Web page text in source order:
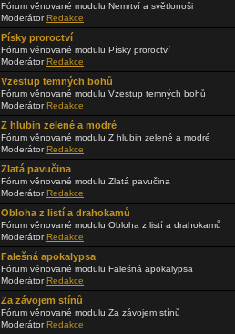
Fórum věnované modulu Nemrtví a světlonoši
ModerátorRedakce
Písky proroctví
Fórum věnované modulu Písky proroctví
ModerátorRedakce
Vzestup temných bohů
Fórum věnované modulu Vzestup temných bohů
ModerátorRedakce
Z hlubin zelené a modré
Fórum věnované modulu Z hlubin zelené a modré
ModerátorRedakce
Zlatá pavučina
Fórum věnované modulu Zlatá pavučina
ModerátorRedakce
Obloha z listí a drahokamů
Fórum věnované modulu Obloha z listí a drahokamů
ModerátorRedakce
Falešná apokalypsa
Fórum věnované modulu Falešná apokalypsa
ModerátorRedakce
Za závojem stínů
Fórum věnované modulu Za závojem stínů
ModerátorRedakce